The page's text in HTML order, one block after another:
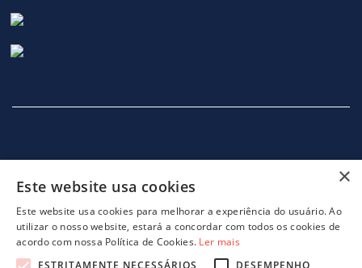
INÍCIO EMPRESA SERVIÇOS ×
Este website usa cookies
Este website usa cookies para melhorar a experiência do usuário. Ao
utilizar o nosso website, estará a concordar com todos os cookies de
acordo com nossa Política de Cookies. Ler mais
ESTRITAMENTE NECESSÁRIOS
DESEMPENHO